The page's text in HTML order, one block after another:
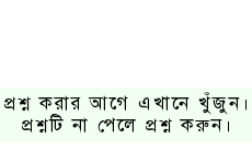
প্রশ্ন করার আগে এখানে খুঁজুন।
প্রশ্নটি না পেলে প্রশ্ন করুন।